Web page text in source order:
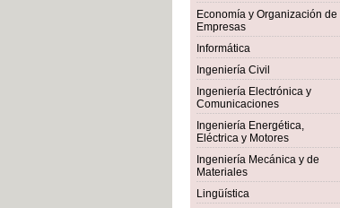
Economía y Organización de
Empresas
Informática
Ingeniería Civil
Ingeniería Electrónica y
Comunicaciones
Ingeniería Energética,
Eléctrica y Motores
Ingeniería Mecánica y de
Materiales
Lingüística